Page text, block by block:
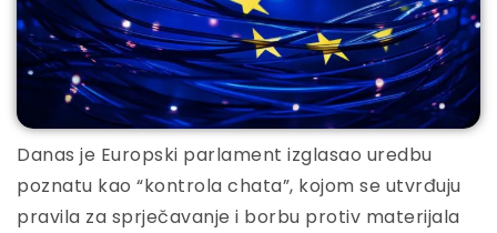
Danas je Europski parlament izglasao uredbu
poznatu kao “kontrola chata”, kojom se utvrđuju
pravila za sprječavanje i borbu protiv materijala